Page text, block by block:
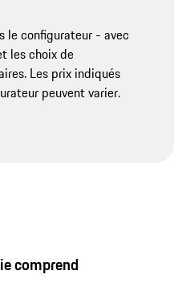
le configurateur - avec
les choix de
Les prix indiqués
peuvent varier.
comprend